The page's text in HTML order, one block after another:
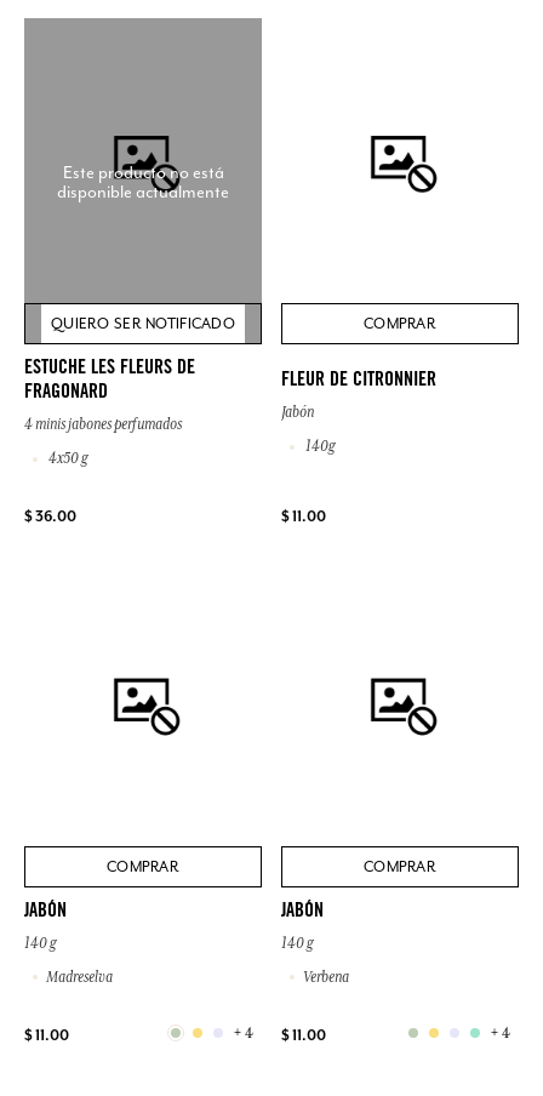
Este producto no está
disponible actualmente
QUIERO SER NOTIFICADO
ESTUCHE LES FLEURS DE
FRAGONARD
4 minis jabones perfumados
4x50 g
$ 36.00
COMPRAR
FLEUR DE CITRONNIER
Jabón
140g
$ 11.00
COMPRAR
JABÓN
140 g
Madreselva
$ 11.00 + 4
COMPRAR
JABÓN
140 g
Verbena
$ 11.00 + 4